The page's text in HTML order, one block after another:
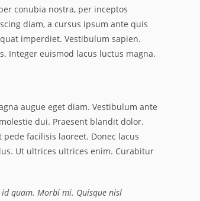
conubia nostra, per inceptos
diam, a cursus ipsum ante quis
imperdiet. Vestibulum sapien.
Integer euismod lacus luctus magna.
augue eget diam. Vestibulum ante
dui. Praesent blandit dolor.
facilisis laoreet. Donec lacus
Ut ultrices ultrices enim. Curabitur
quam. Morbi mi. Quisque nisl